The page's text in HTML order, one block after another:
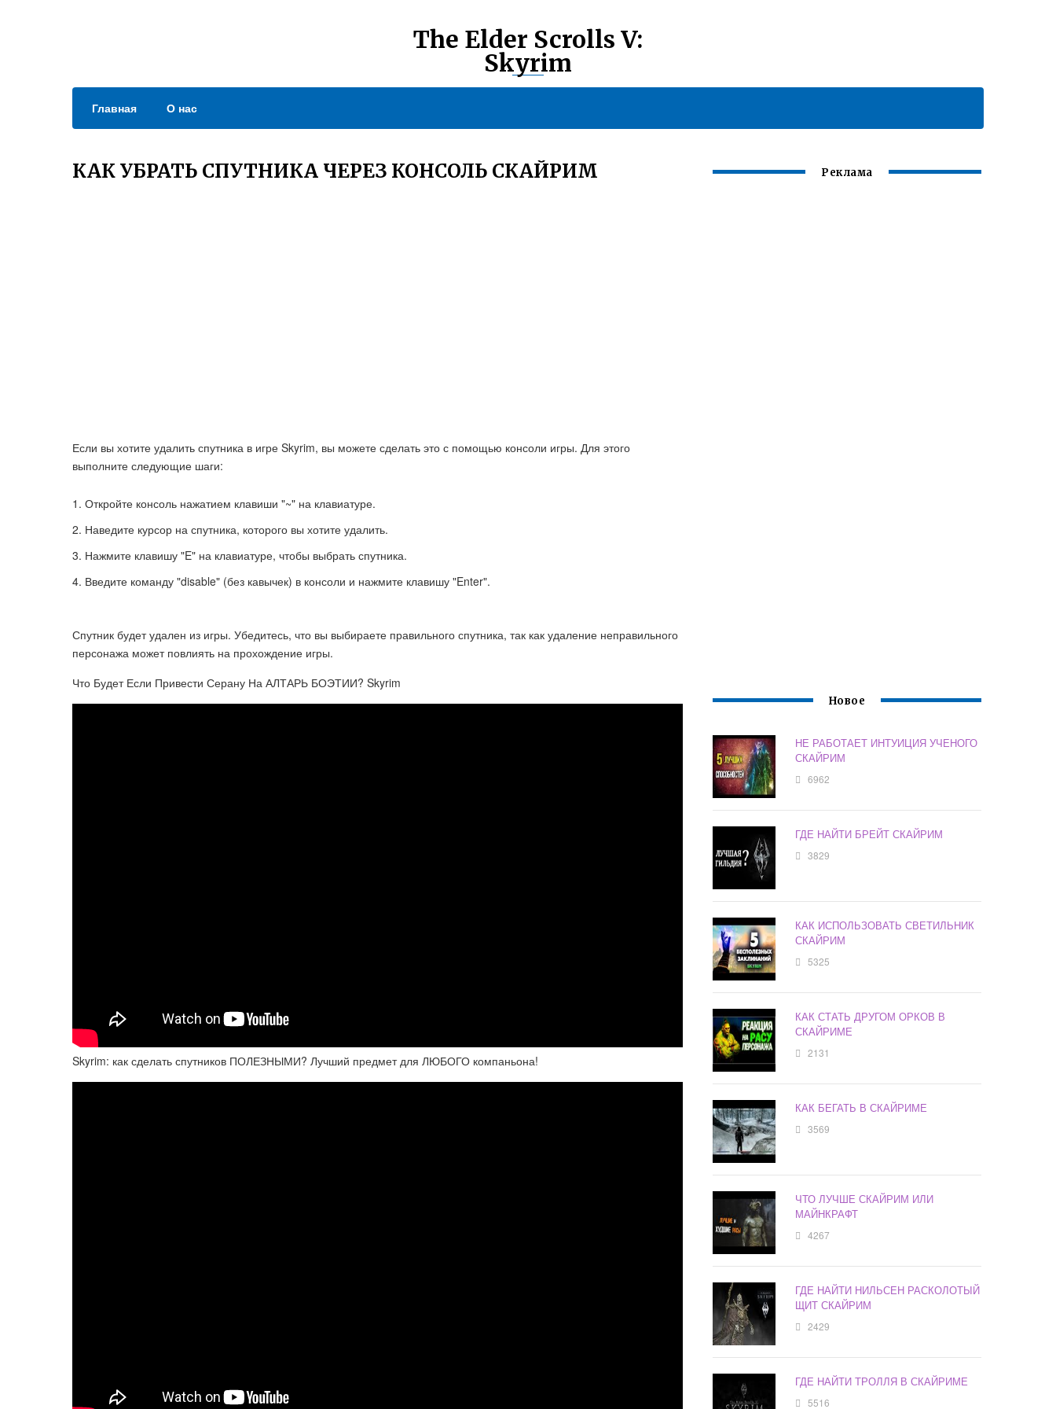
The Elder Scrolls V:
Skyrim
Главная О нас
КАК УБРАТЬ СПУТНИКА ЧЕРЕЗ КОНСОЛЬ СКАЙРИМ
Если вы хотите удалить спутника в игре Skyrim, вы можете сделать это с помощью консоли игры. Для этого
выполните следующие шаги:
Откройте консоль нажатием клавиши "~" на клавиатуре.
Наведите курсор на спутника, которого вы хотите удалить.
Нажмите клавишу "E" на клавиатуре, чтобы выбрать спутника.
Введите команду "disable" (без кавычек) в консоли и нажмите клавишу "Enter".
Спутник будет удален из игры. Убедитесь, что вы выбираете правильного спутника, так как удаление неправильного
персонажа может повлиять на прохождение игры.
Что Будет Если Привести Серану На АЛТАРЬ БОЭТИИ? Skyrim
Skyrim: как сделать спутников ПОЛЕЗНЫМИ? Лучший предмет для ЛЮБОГО компаньона!
Реклама
Новое
НЕ РАБОТАЕТ ИНТУИЦИЯ УЧЕНОГО
СКАЙРИМ
6962
ГДЕ НАЙТИ БРЕЙТ СКАЙРИМ
3829
КАК ИСПОЛЬЗОВАТЬ СВЕТИЛЬНИК
СКАЙРИМ
5325
КАК СТАТЬ ДРУГОМ ОРКОВ В
СКАЙРИМЕ
2131
КАК БЕГАТЬ В СКАЙРИМЕ
3569
ЧТО ЛУЧШЕ СКАЙРИМ ИЛИ
МАЙНКРАФТ
4267
ГДЕ НАЙТИ НИЛЬСЕН РАСКОЛОТЫЙ
ЩИТ СКАЙРИМ
2429
ГДЕ НАЙТИ ТРОЛЛЯ В СКАЙРИМЕ
5516